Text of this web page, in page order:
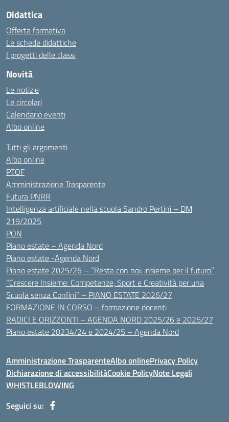
Didattica
Offerta formativa
Le schede didattiche
I progetti delle classi
Novità
Le notizie
Le circolari
Calendario eventi
Albo online
Tutti gli argomenti
Albo online
PTOF
Amministrazione Trasparente
Futura PNRR
Intelligenza artificiale nella scuola Sandro Pertini – DM
219/2025
PON
Piano estate – Agenda Nord
Piano estate -Agenda Nord
Piano estate 2025/26 – “Resta con noi: insieme per il futuro”
“Crescere Insieme: Competenze, Sport e Creatività per una
Scuola senza Confini” – PIANO ESTATE 2026/27
FORMAZIONE IN CORSO – formazione docenti
RADICI E ORIZZONTI – AGENDA NORD 2025/26 e 2026/27
Piano estate 20234/24 e 2024/25 – Agenda Nord
Amministrazione TrasparenteAlbo onlinePrivacy Policy
Dichiarazione di accessibilitàCookie PolicyNote Legali
WHISTLEBLOWING
Seguici su: